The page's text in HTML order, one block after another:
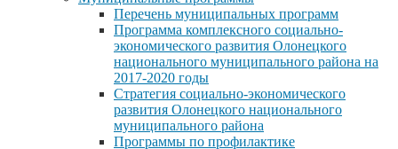
Перечень муниципальных программ
Программа комплексного социально-
экономического развития Олонецкого
национального муниципального района на
2017-2020 годы
Стратегия социально-экономического
развития Олонецкого национального
муниципального района
Программы по профилактике